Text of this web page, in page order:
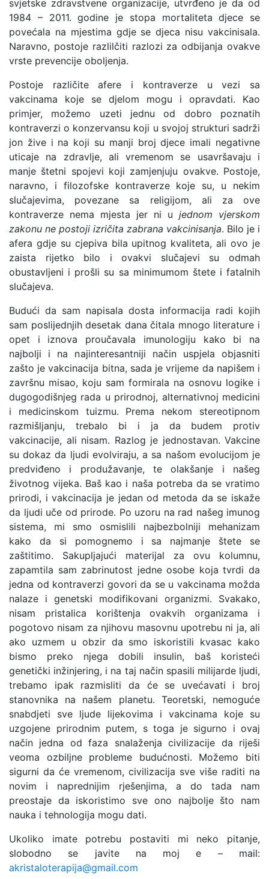
svjetske zdravstvene organizacije, utvrđeno je da od
1984 – 2011. godine je stopa mortaliteta djece se
povećala na mjestima gdje se djeca nisu vakcinisala.
Naravno, postoje razlilčiti razlozi za odbijanja ovakve
vrste prevencije oboljenja.
Postoje različite afere i kontraverze u vezi sa
vakcinama koje se djelom mogu i opravdati. Kao
primjer, možemo uzeti jednu od dobro poznatih
kontraverzi o konzervansu koji u svojoj strukturi sadrži
jon žive i na koji su manji broj djece imali negativne
uticaje na zdravlje, ali vremenom se usavršavaju i
manje štetni spojevi koji zamjenjuju ovakve. Postoje,
naravno, i filozofske kontraverze koje su, u nekim
slučajevima, povezane sa religijom, ali za ove
kontraverze nema mjesta jer ni u jednom vjerskom
zakonu ne postoji izričita zabrana vakcinisanja. Bilo je i
afera gdje su cjepiva bila upitnog kvaliteta, ali ovo je
zaista rijetko bilo i ovakvi slučajevi su odmah
obustavljeni i prošli su sa minimumom štete i fatalnih
slučajeva.
Budući da sam napisala dosta informacija radi kojih
sam poslijednjih desetak dana čitala mnogo literature i
opet i iznova proučavala imunologiju kako bi na
najbolji i na najinteresantniji način uspjela objasniti
zašto je vakcinacija bitna, sada je vrijeme da napišem i
završnu misao, koju sam formirala na osnovu logike i
dugogodišnjeg rada u prirodnoj, alternativnoj medicini
i medicinskom tuizmu. Prema nekom stereotipnom
razmišljanju, trebalo bi i ja da budem protiv
vakcinacije, ali nisam. Razlog je jednostavan. Vakcine
su dokaz da ljudi evolviraju, a sa našom evolucijom je
predviđeno i produžavanje, te olakšanje i našeg
životnog vijeka. Baš kao i naša potreba da se vratimo
prirodi, i vakcinacija je jedan od metoda da se iskaže
da ljudi uče od prirode. Po uzoru na rad našeg imunog
sistema, mi smo osmislili najbezbolniji mehanizam
kako da si pomognemo i sa najmanje štete se
zaštitimo. Sakupljajući materijal za ovu kolumnu,
zapamtila sam zabrinutost jedne osobe koja tvrdi da
jedna od kontraverzi govori da se u vakcinama možda
nalaze i genetski modifikovani organizmi. Svakako,
nisam pristalica korištenja ovakvih organizama i
pogotovo nisam za njihovu masovnu upotrebu ni ja, ali
ako uzmem u obzir da smo iskoristili kvasac kako
bismo preko njega dobili insulin, baš koristeći
genetički inžinjering, i na taj način spasili milijarde ljudi,
trebamo ipak razmisliti da će se uvećavati i broj
stanovnika na našem planetu. Teoretski, nemoguće
snabdjeti sve ljude lijekovima i vakcinama koje su
uzgojene prirodnim putem, s toga je sigurno i ovaj
način jedna od faza snalaženja civilizacije da riješi
veoma ozbiljne probleme budućnosti. Možemo biti
sigurni da će vremenom, civilizacija sve više raditi na
novim i naprednijim rješenjima, a do tada nam
preostaje da iskoristimo sve ono najbolje što nam
nauka i tehnologija mogu dati.
Ukoliko imate potrebu postaviti mi neko pitanje,
slobodno se javite na moj e – mail:
akristaloterapija@gmail.com